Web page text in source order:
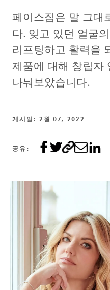
페이스짐은 말 그대
다. 잊고 있던 얼굴
리프팅하고 활력을
제품에 대해 창립자
나눠보았습니다.
게시일: 2월 07, 2022
공유: